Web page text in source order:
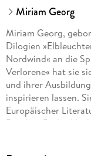
Miriam Georg
Miriam Georg,
Dilogien
Nordwind« an die
Verlorene« hat sie
und ihrer
inspirieren lassen.
Europäischer
Rosali in Berlin-